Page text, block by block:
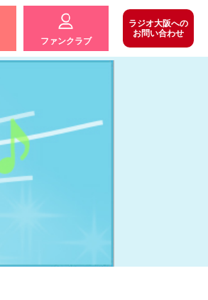
ファンクラブ
ラジオ大阪への
お問い合わせ